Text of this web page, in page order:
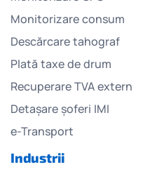
Monitorizare consum
Descărcare tahograf
Plată taxe de drum
Recuperare TVA extern
Detașare șoferi IMI
e-Transport
Industrii